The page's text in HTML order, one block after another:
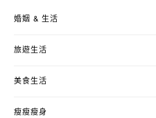
婚姻 & 生活
旅遊生活
美食生活
瘦瘦瘦身